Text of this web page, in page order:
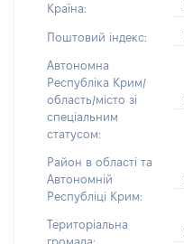
Країна:
Поштовий індекс:
Автономна
Республіка Крим/
область/місто зі
спеціальним
статусом:
Район в області та
Автономній
Республіці Крим:
Територіальна
громада: